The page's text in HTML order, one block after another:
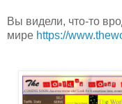
Вы видели, что-то
мире https://